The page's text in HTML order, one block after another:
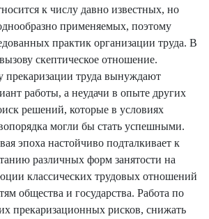
к числу давно известных, но
применяемых, поэтому
практик организации труда. В
скептическое отношение.
прекаризации труда вынуждают
работы, а неудачи в опыте других
решений, которые в условиях
могли бы стать успешными.
эпоха настойчиво подталкивает к
различных форм занятости на
классических трудовых отношений
общества и государства. Работа по
прекаризационных рисков, снижать